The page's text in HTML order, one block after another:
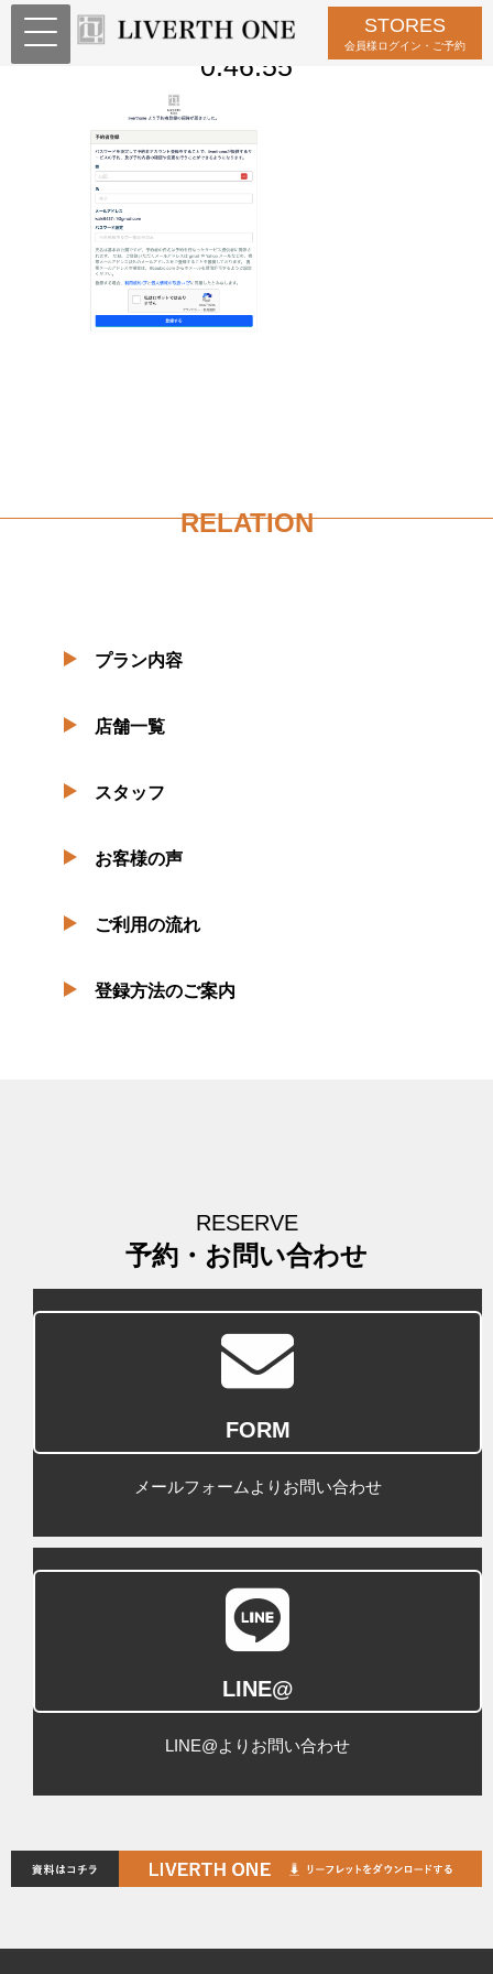
STORES
会員様ログイン・ご予約
スクリーンショット 2023-03-31
0.46.55
RELATION
プラン内容
店舗一覧
スタッフ
お客様の声
ご利用の流れ
登録方法のご案内
RESERVE
予約・お問い合わせ
FORM
メールフォームよりお問い合わせ
LINE@
LINE@よりお問い合わせ